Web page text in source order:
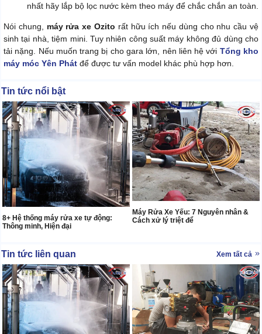
nhất hãy lắp bộ lọc nước kèm theo máy để chắc chắn an toàn.
Nói chung, máy rửa xe Ozito rất hữu ích nếu dùng cho nhu cầu vệ
sinh tại nhà, tiệm mini. Tuy nhiên công suất máy không đủ dùng cho
tải nặng. Nếu muốn trang bị cho gara lớn, nên liên hệ với Tổng kho
máy móc Yên Phát để được tư vấn model khác phù hợp hơn.
Tin tức nổi bật
8+ Hệ thống máy rửa xe tự động:
Thông minh, Hiện đại
Máy Rửa Xe Yếu: 7 Nguyên nhân &
Cách xử lý triệt để
Tin tức liên quan Xem tất cả